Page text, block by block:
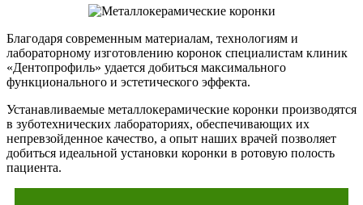
Благодаря современным материалам, технологиям и
лабораторному изготовлению коронок специалистам клиник
«Дентопрофиль» удается добиться максимального
функционального и эстетического эффекта.
Устанавливаемые металлокерамические коронки производятся
в зуботехнических лабораториях, обеспечивающих их
непревзойденное качество, а опыт наших врачей позволяет
добиться идеальной установки коронки в ротовую полость
пациента.